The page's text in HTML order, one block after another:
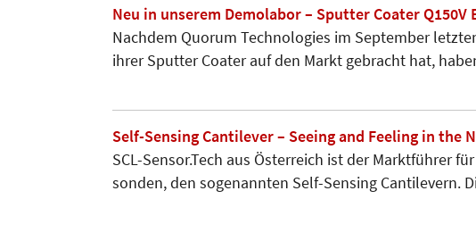
Neu in unserem Demolabor – Sputter Coater Q150V
Nachdem Quorum Technologies im September
ihrer Sputter Coater auf den Markt gebracht hat,
Self-Sensing Cantilever – Seeing and Feeling in the
SCL-Sen­sor.Tech aus Österreich ist der Markt­führer
sonden, den sogenannten Self-Sensing Cantilevern.